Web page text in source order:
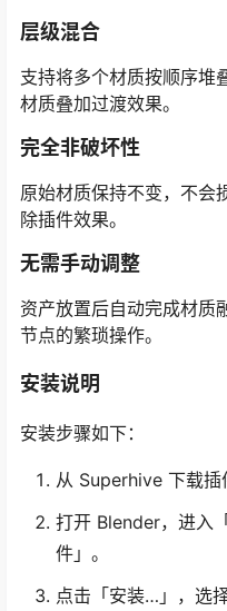
层级混合
支持将多个材质按顺序
材质叠加过渡效果。
完全非破坏性
原始材质保持不变，不会
除插件效果。
无需手动调整
资产放置后自动完成材质
节点的繁琐操作。
安装说明
安装步骤如下：
从 Superhive 下载插
打开 Blender，进入
件」。
点击「安装…」，选